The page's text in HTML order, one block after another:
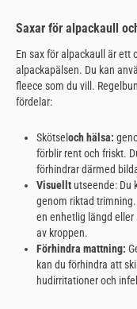
Saxar för alpackaull
En sax för alpackaull är ett
alpackapälsen. Du kan
fleece som du vill.
fördelar:
Skötsel och hälsa:
förblir rent och friskt.
förhindrar därmed
Visuelltutseende: Du
genom riktad
en enhetlig längd
av kroppen.
Förhindra mattning:
kan du förhindra att
hudirritationer och